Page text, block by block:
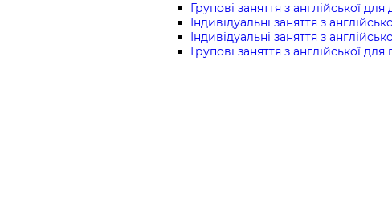
Групові заняття з англійської для
Індивідуальні заняття з
Індивідуальні заняття з
Групові заняття з англійської для